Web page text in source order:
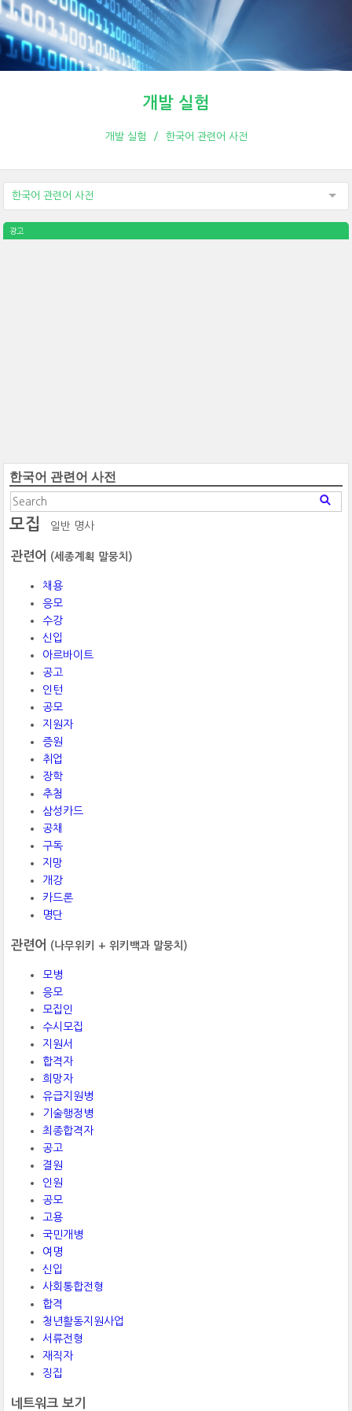
개발 실험
개발 실험 한국어 관련어 사전
한국어 관련어 사전
광고
한국어 관련어 사전
모집 일반 명사
관련어 (세종계획 말뭉치)
채용
응모
수강
신입
아르바이트
공고
인턴
공모
지원자
증원
취업
장학
추첨
삼성카드
공채
구독
지망
개강
카드론
명단
관련어 (나무위키 + 위키백과 말뭉치)
모병
응모
모집인
수시모집
지원서
합격자
희망자
유급지원병
기술행정병
최종합격자
공고
결원
인원
공모
고용
국민개병
여명
신입
사회통합전형
합격
청년활동지원사업
서류전형
재직자
징집
네트워크 보기